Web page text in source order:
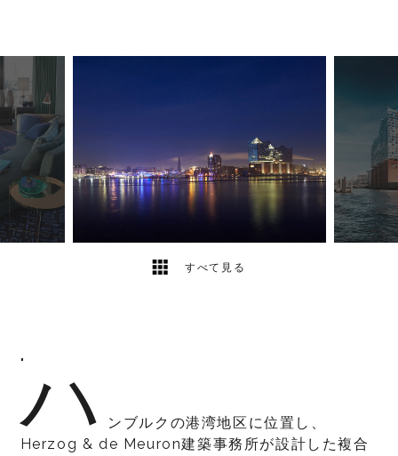
すべて見る
5 2
"ハ
ンブルクの港湾地区に位置し、
Herzog & de Meuron建築事務所が設計した複合